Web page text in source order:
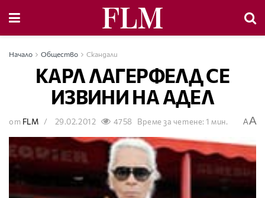
Начало Общество Скандали
КАРЛ ЛАГЕРФЕЛД СЕ
ИЗВИНИ НА АДЕЛ
от FLM 29.02.2012 4758 Време за четене: 1 мин. AA